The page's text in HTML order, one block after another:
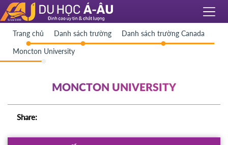
Trang chủ Danh sách trường Danh sách trường Canada
Moncton University
MONCTON UNIVERSITY
Share: